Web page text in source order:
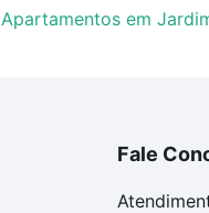
Apartamentos em
Fale